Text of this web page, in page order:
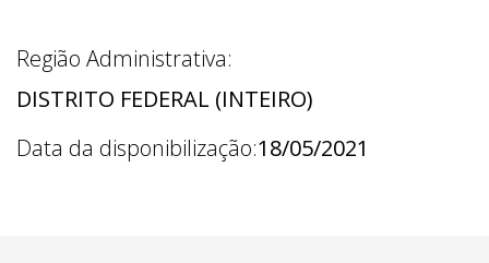
Região Administrativa:
DISTRITO FEDERAL (INTEIRO)
Data da disponibilização:18/05/2021